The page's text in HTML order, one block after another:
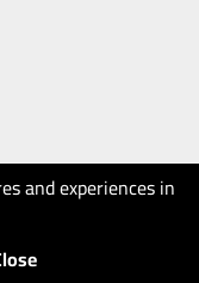
and experiences in